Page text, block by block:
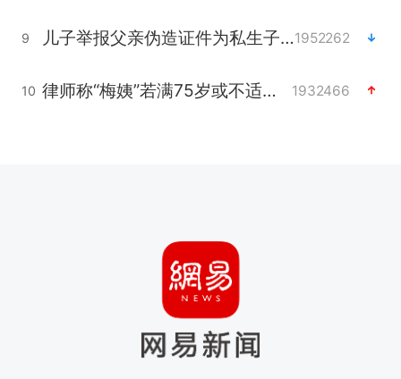
9 儿子举报父亲伪造证件为私生子落户1952262
10 律师称“梅姨”若满75岁或不适用死刑 1932466